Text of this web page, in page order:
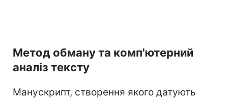
Метод обману та комп'ютерний
аналіз тексту
Манускрипт, створення якого датують